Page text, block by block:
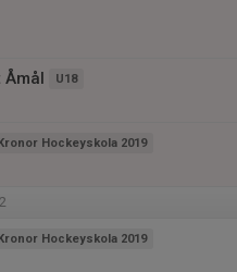
Åmål U18
Hockeyskola 2019
Hockeyskola 2019